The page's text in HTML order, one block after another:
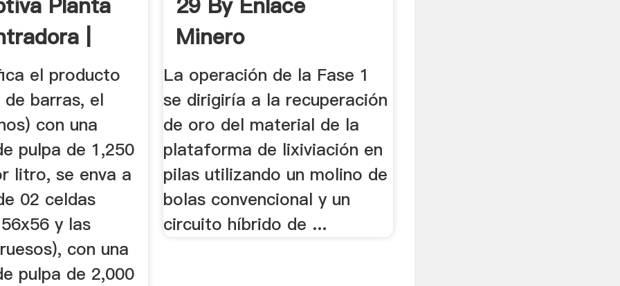
|
... el producto
barras, el
con una
pulpa de 1,250
litro, se enva a
02 celdas
y las
con una
pulpa de 2,000
Minero
La operación de la Fase 1
se dirigiría a la recuperación
de oro del material de la
plataforma de lixiviación en
pilas utilizando un molino de
bolas convencional y un
circuito híbrido de ...